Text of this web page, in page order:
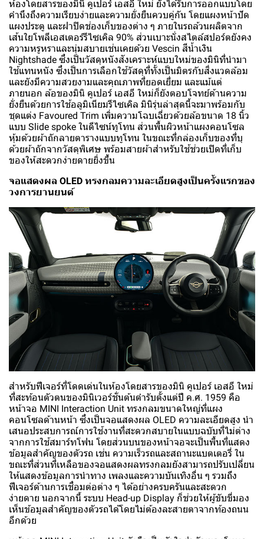
ห้องโดยสารของมินิ คูเปอร์ เอสอี ใหม่ ยังได้รับการออกแบบโดย
คำนึงถึงความเรียบง่ายและความยั่งยืนควบคู่กัน โดยแผงหน้าปัด
แผงประตู และฝาปิดช่องเก็บของต่าง ๆ ภายในรถล้วนผลิตจาก
เส้นใยโพลีเอสเตอร์รีไซเคิล 90% ส่วนเบาะนั่งสไตล์สปอร์ตยังคง
ความหรูหราและนุ่มสบายเช่นเคยด้วย Vescin สีน้ำเงิน
Nightshade ซึ่งเป็นวัสดุหนังสังเคราะห์แบบใหม่ของมินิที่นำมา
ใช้แทนหนัง ซึ่งเป็นการเลือกใช้วัสดุที่ทั้งเป็นมิตรกับสิ่งแวดล้อม
และยังมีความสวยงามและคุณภาพที่ยอดเยี่ยม และแม้แต่
ภายนอก ล้อของมินิ คูเปอร์ เอสอี ใหม่ก็ยังตอบโจทย์ด้านความ
ยั่งยืนด้วยการใช้อลูมิเนียมรีไซเคิล มินิรุ่นล่าสุดนี้จะมาพร้อมกับ
ชุดแต่ง Favoured Trim เพิ่มความโฉบเฉี่ยวด้วยล้อขนาด 18 นิ้ว
แบบ Slide spoke ในดีไซน์ทูโทน ส่วนพื้นผิวหน้าแผงคอนโซล
หุ้มด้วยผ้าถักลายตารางแบบทูโทน ในขณะที่กล่องเก็บของที่บุ
ด้วยผ้าถักจากวัสดุพิเศษ พร้อมสายผ้าสำหรับใช้ช่วยเปิดที่เก็บ
ของให้สะดวกง่ายดายยิ่งขึ้น
จอแสดงผล OLED ทรงกลมความละเอียดสูงเป็นครั้งแรกของ
วงการยานยนต์
สำหรับฟีเจอร์ที่โดดเด่นในห้องโดยสารของมินิ คูเปอร์ เอสอี ใหม่
ที่สะท้อนตัวตนของมินิเวอร์ชั่นต้นตำรับตั้งแต่ปี ค.ศ. 1959 คือ
หน้าจอ MINI Interaction Unit ทรงกลมขนาดใหญ่ที่แผง
คอนโซลด้านหน้า ซึ่งเป็นจอแสดงผล OLED ความละเอียดสูง นำ
เสนอประสบการณ์การใช้งานที่สะดวกสบายในแบบฉบับที่ไม่ต่าง
จากการใช้สมาร์ทโฟน โดยส่วนบนของหน้าจอจะเป็นพื้นที่แสดง
ข้อมูลสำคัญของตัวรถ เช่น ความเร็วรถและสถานะแบตเตอรี่ ใน
ขณะที่ส่วนที่เหลือของจอแสดงผลทรงกลมยังสามารถปรับเปลี่ยน
ให้แสดงข้อมูลการนำทาง เพลงและความบันเทิงอื่น ๆ รวมถึง
ฟีเจอร์ด้านการเชื่อมต่อต่าง ๆ ได้อย่างครบครันและสะดวก
ง่ายดาย นอกจากนี้ ระบบ Head-up Display ก็ช่วยให้ผู้ขับขี่มอง
เห็นข้อมูลสำคัญของตัวรถได้โดยไม่ต้องละสายตาจากท้องถนน
อีกด้วย